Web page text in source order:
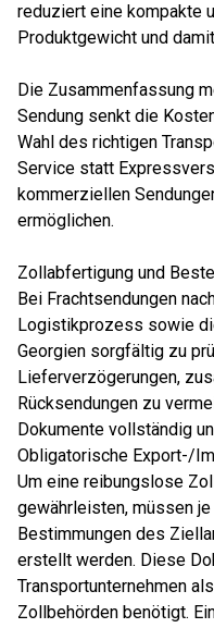
reduziert eine kompakte
Produktgewicht und
Die Zusammenfassung
Sendung senkt die
Wahl des richtigen
Service statt
kommerziellen
ermöglichen.
Zollabfertigung und
Bei Frachtsendungen
Logistikprozess sowie
Georgien sorgfältig zu
Lieferverzögerungen,
Rücksendungen zu
Dokumente vollständig
Obligatorische Export-/
Um eine reibungslose
gewährleisten, müssen
Bestimmungen des
erstellt werden. Diese
Transportunternehmen
Zollbehörden benötigt.